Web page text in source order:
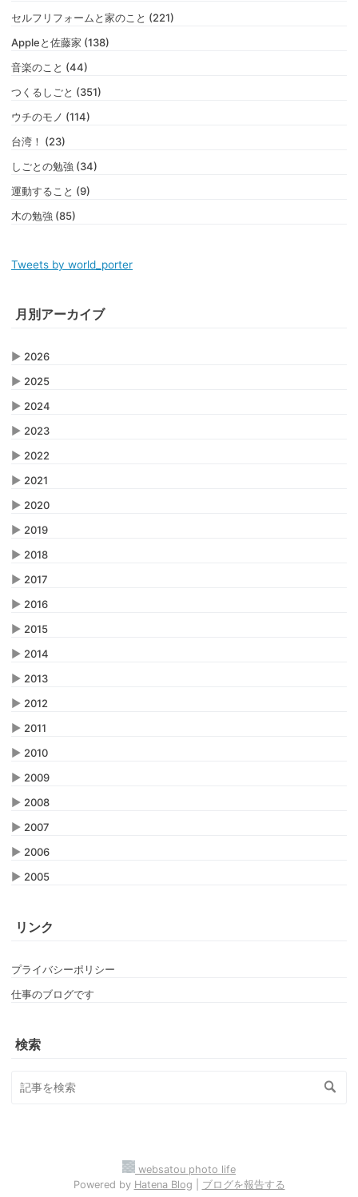
セルフリフォームと家のこと (221)
Appleと佐藤家 (138)
音楽のこと (44)
つくるしごと (351)
ウチのモノ (114)
台湾！ (23)
しごとの勉強 (34)
運動すること (9)
木の勉強 (85)
Tweets by world_porter
月別アーカイブ
▶ 2026
▶ 2025
▶ 2024
▶ 2023
▶ 2022
▶ 2021
▶ 2020
▶ 2019
▶ 2018
▶ 2017
▶ 2016
▶ 2015
▶ 2014
▶ 2013
▶ 2012
▶ 2011
▶ 2010
▶ 2009
▶ 2008
▶ 2007
▶ 2006
▶ 2005
リンク
プライバシーポリシー
仕事のブログです
検索
websatou photo life
Powered by Hatena Blog ブログを報告する